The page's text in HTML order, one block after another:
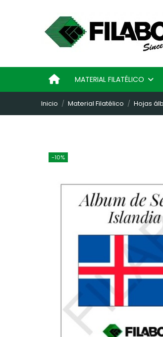
MATERIAL FILATÉLICO
Inicio Material Filatélico Hojas
-10%